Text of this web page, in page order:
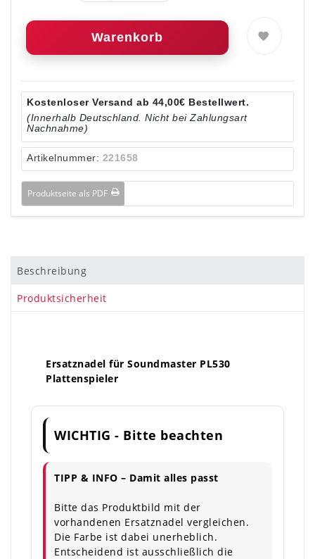
Warenkorb
Kostenloser Versand ab 44,00€ Bestellwert.
(Innerhalb Deutschland. Nicht bei Zahlungsart
Nachnahme)
Artikelnummer: 221658
Produktseite als PDF
Beschreibung
Produktsicherheit
Ersatznadel für Soundmaster PL530
Plattenspieler
WICHTIG - Bitte beachten
TIPP & INFO – Damit alles passt
Bitte das Produktbild mit der
vorhandenen Ersatznadel vergleichen.
Die Farbe ist dabei unerheblich.
Entscheidend ist ausschließlich die